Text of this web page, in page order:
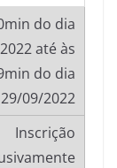
do dia
até às
do dia
29/09/2022
Inscrição